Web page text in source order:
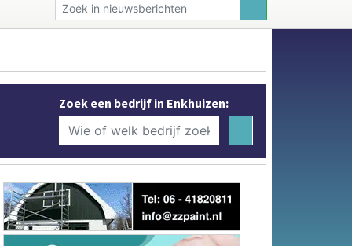
Zoek een bedrijf in Enkhuizen: